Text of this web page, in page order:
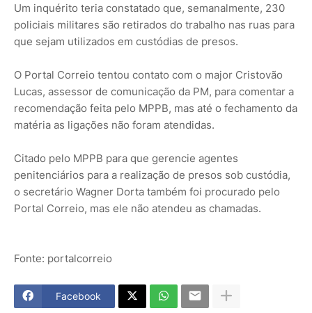
Um inquérito teria constatado que, semanalmente, 230
policiais militares são retirados do trabalho nas ruas para
que sejam utilizados em custódias de presos.
O Portal Correio tentou contato com o major Cristovão
Lucas, assessor de comunicação da PM, para comentar a
recomendação feita pelo MPPB, mas até o fechamento da
matéria as ligações não foram atendidas.
Citado pelo MPPB para que gerencie agentes
penitenciários para a realização de presos sob custódia,
o secretário Wagner Dorta também foi procurado pelo
Portal Correio, mas ele não atendeu as chamadas.
Fonte: portalcorreio
Facebook